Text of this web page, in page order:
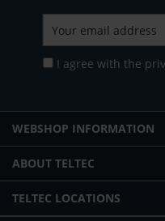
I agree with the
WEBSHOP INFORMATION
ABOUT TELTEC
TELTEC LOCATIONS